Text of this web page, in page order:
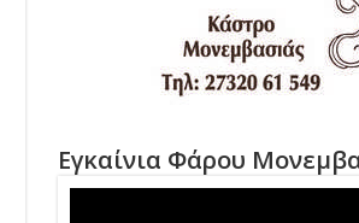
Εγκαίνια Φάρου